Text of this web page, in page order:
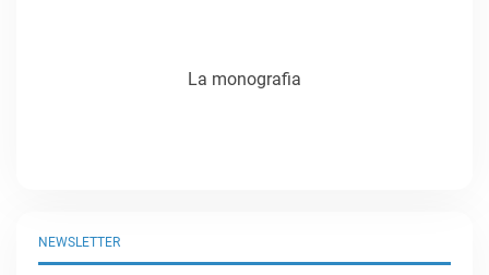
NEWSLETTER
La monografia